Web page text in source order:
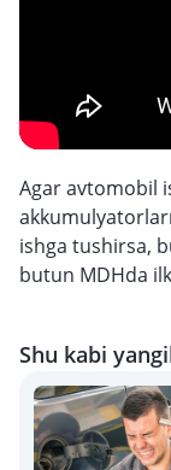
Agar avtomobil
ishga tushirsa,
butun MDHda
Shu kabi